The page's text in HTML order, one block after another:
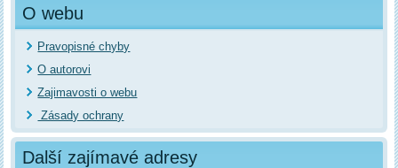
O webu
Pravopisné chyby
O autorovi
Zajimavosti o webu
Zásady ochrany
Další zajímavé adresy